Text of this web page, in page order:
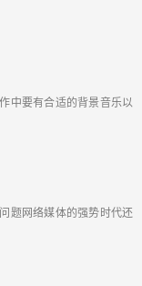
中要有合适的背景音乐以
题网络媒体的强势时代还